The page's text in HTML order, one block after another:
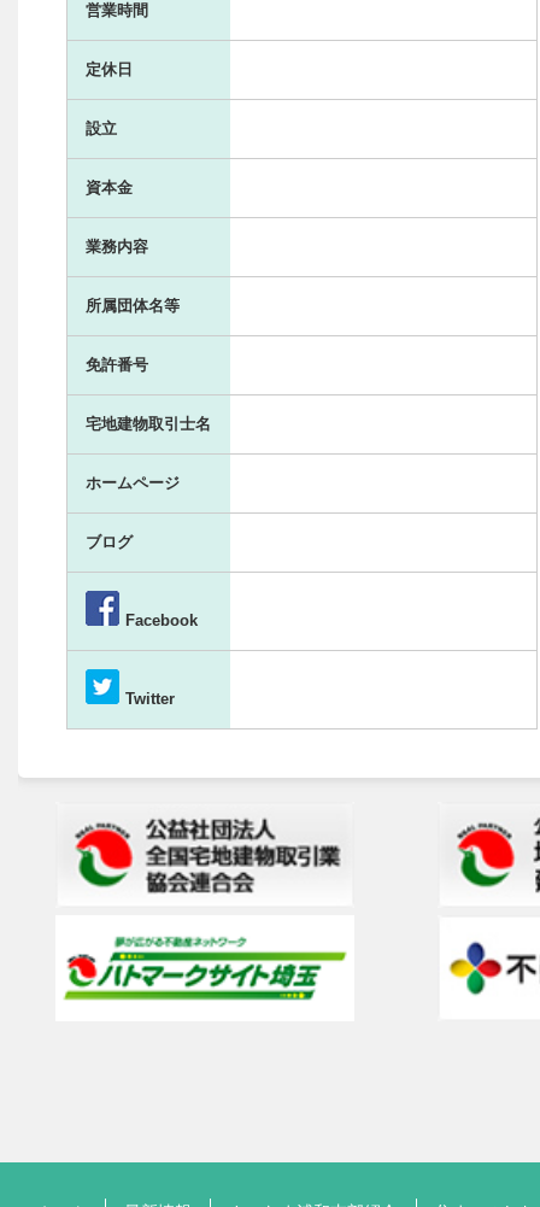
営業時間
定休日
設立
資本金
業務内容
所属団体名等
免許番号
宅地建物取引士名
ホームページ
ブログ
Facebook
Twitter